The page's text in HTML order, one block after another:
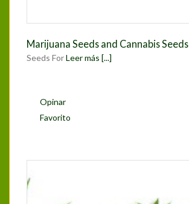
Marijuana Seeds and Cannabis Seeds
Seeds ForLeer más [...]
Opinar
Favorito